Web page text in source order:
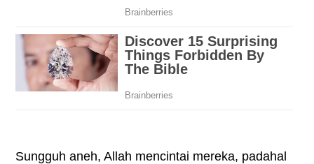
Sungguh aneh, Allah mencintai mereka, padahal